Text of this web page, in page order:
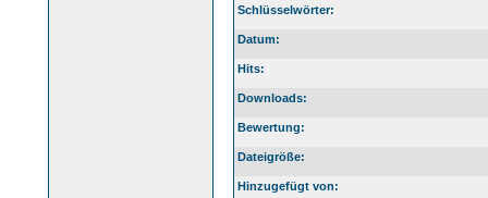
Schlüsselwörter:
Datum:
Hits:
Downloads:
Bewertung:
Dateigröße:
Hinzugefügt von: